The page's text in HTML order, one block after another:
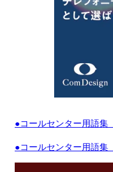
●コールセンター用語集
●コールセンター用語集